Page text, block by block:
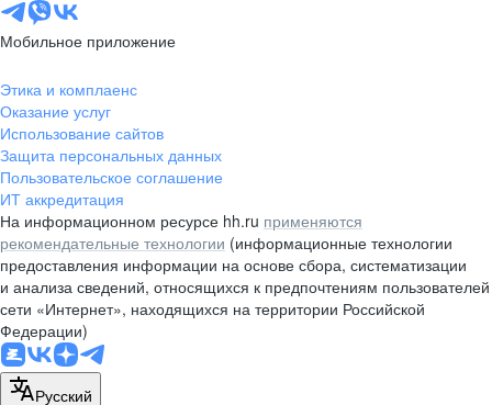
Мобильное приложение
Этика и комплаенс
Оказание услуг
Использование сайтов
Защита персональных данных
Пользовательское соглашение
ИТ аккредитация
На информационном ресурсе hh.ru применяются
рекомендательные технологии (информационные технологии
предоставления информации на основе сбора, систематизации
и анализа сведений, относящихся к предпочтениям пользователей
сети «Интернет», находящихся на территории Российской
Федерации)
Русский